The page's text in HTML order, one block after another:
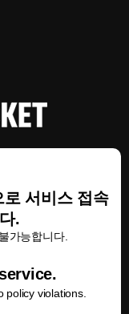
서비스 접속
.
가능합니다.
violations.